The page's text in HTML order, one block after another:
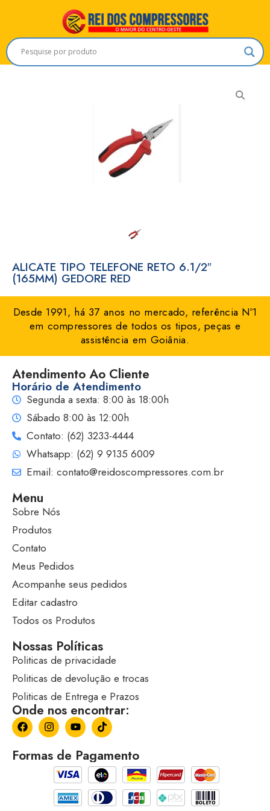
ALICATE TIPO TELEFONE RETO 6.1/2″
(165MM) GEDORE RED
Desde 1991, há 37 anos no mercado, referência Nº1
em compressores de todos os tipos, peças e
assistência em Goiânia.
Atendimento Ao Cliente
Horário de Atendimento
Segunda a sexta: 8:00 às 18:00h
Sábado 8:00 às 12:00h
Contato: (62) 3233-4444
Whatsapp: (62) 9 9135 6009
Email: contato@reidoscompressores.com.br
Menu
Sobre Nós
Produtos
Contato
Meus Pedidos
Acompanhe seus pedidos
Editar cadastro
Todos os Produtos
Nossas Políticas
Politicas de privacidade
Politicas de devolução e trocas
Politicas de Entrega e Prazos
Onde nos encontrar:
Formas de Pagamento